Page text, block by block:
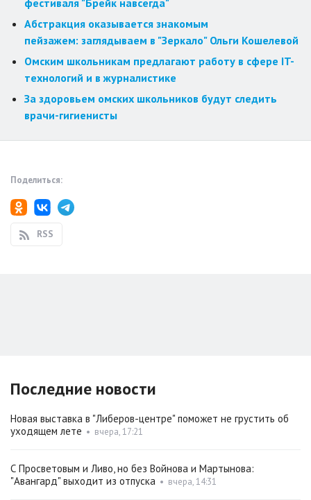
фестиваля "Брейк навсегда"
Абстракция оказывается знакомым
пейзажем: заглядываем в "Зеркало" Ольги Кошелевой
Омским школьникам предлагают работу в сфере IT-
технологий и в журналистике
За здоровьем омских школьников будут следить
врачи-гигиенисты
Поделиться:
RSS
Последние новости
Новая выставка в "Либеров-центре" поможет не грустить об
уходящем лете • вчера, 17:21
С Просветовым и Ливо, но без Войнова и Мартынова:
"Авангард" выходит из отпуска • вчера, 14:31